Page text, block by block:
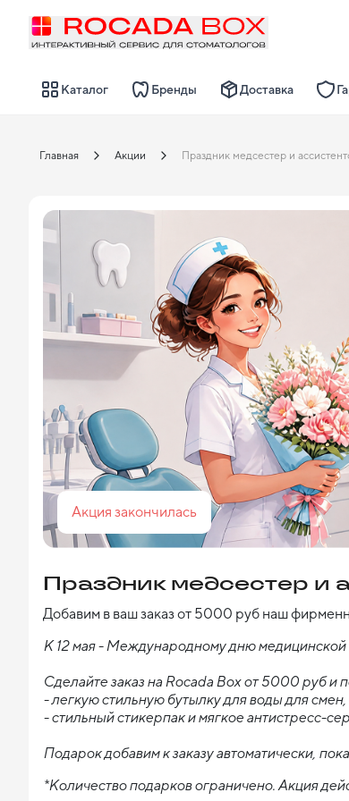
Каталог Бренды Доставка
Главная Акции
Акция закончилась
Праздник медсестер и
Добавим в ваш заказ от 5000 руб наш
К 12 мая - Международному дню медицинской
Сделайте заказ на Rocada Box от 5000 руб и
- легкую стильную бутылку для воды для
- стильный стикерпак и мягкое антистресс-
Подарок добавим к заказу автоматически,
*Количество подарков ограничено. Акция